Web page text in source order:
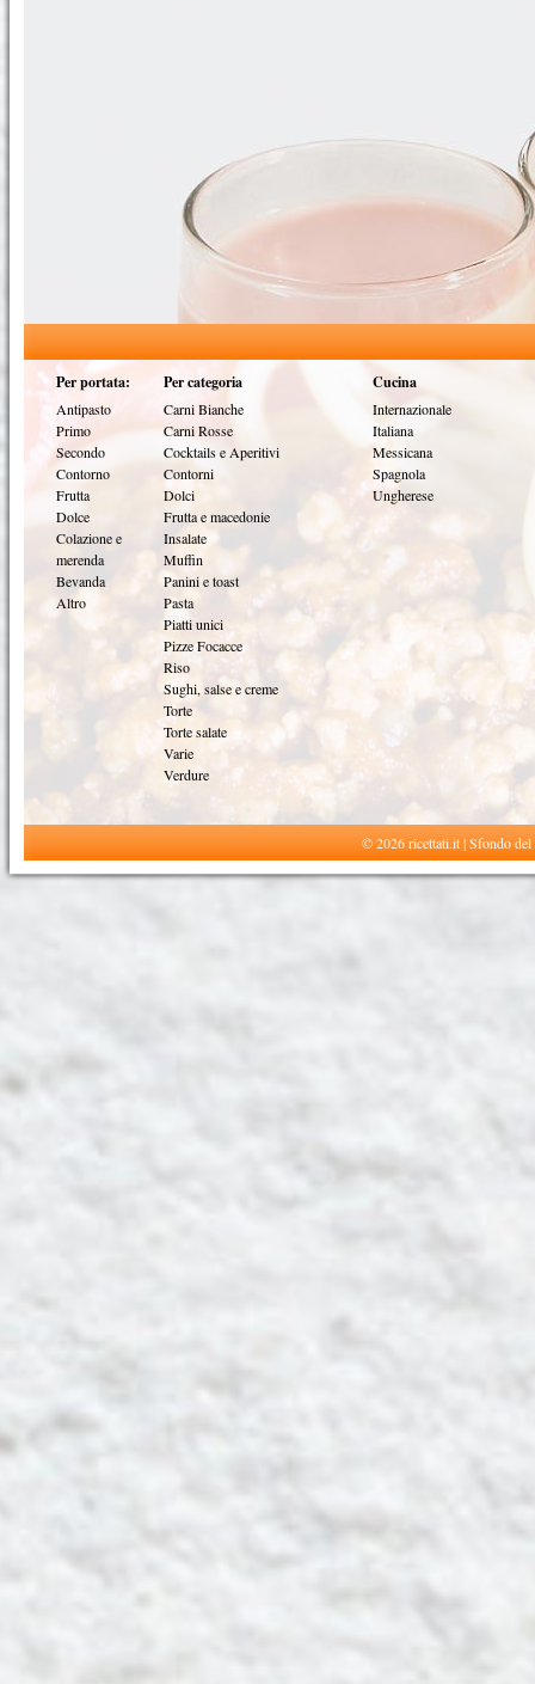
Per portata: Per categoria Cucina
Antipasto
Primo
Secondo
Contorno
Frutta
Dolce
Colazione e
merenda
Bevanda
Altro
Carni Bianche
Carni Rosse
Cocktails e Aperitivi
Contorni
Dolci
Frutta e macedonie
Insalate
Muffin
Panini e toast
Pasta
Piatti unici
Pizze Focacce
Riso
Sughi, salse e creme
Torte
Torte salate
Varie
Verdure
Internazionale
Italiana
Messicana
Spagnola
Ungherese
© 2026 ricettati.it | Sfondo